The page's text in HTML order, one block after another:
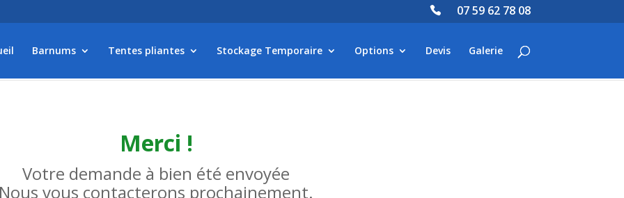
07 59 62 78 08
Barnums Tentes pliantes Stockage Temporaire Options Devis Galerie
Merci !
Votre demande à bien été envoyée
vous contacterons prochainement.